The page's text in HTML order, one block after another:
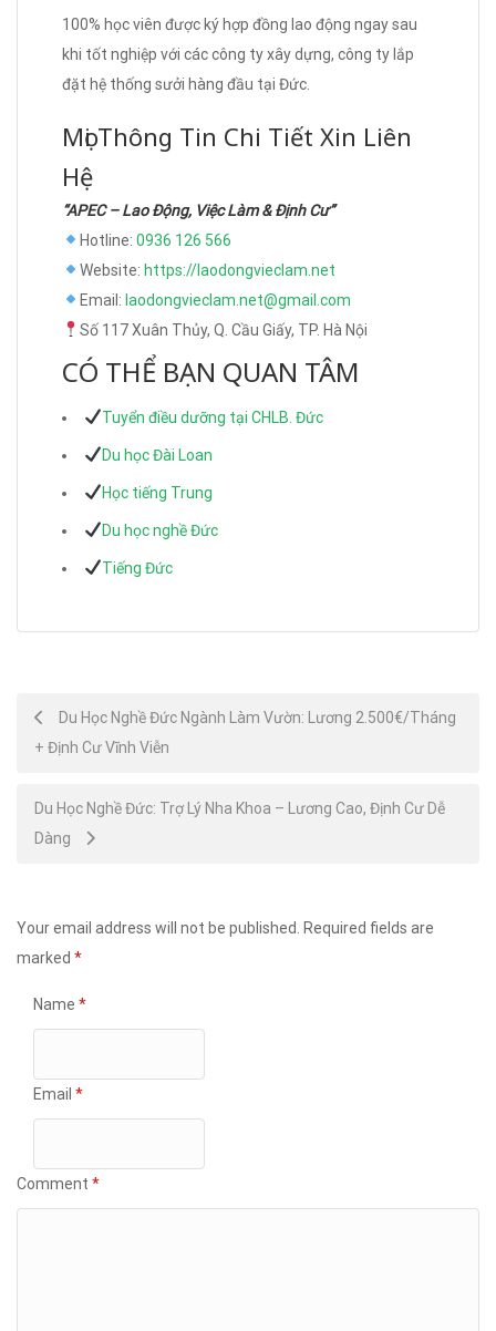
100% học viên được ký hợp đồng lao động ngay sau
khi tốt nghiệp với các công ty xây dựng, công ty lắp
đặt hệ thống sưởi hàng đầu tại Đức.
Mọi Thông Tin Chi Tiết Xin Liên
Hệ
“APEC – Lao Động, Việc Làm & Định Cư”
Hotline: 0936 126 566
Website: https://laodongvieclam.net
Email: laodongvieclam.net@gmail.com
Số 117 Xuân Thủy, Q. Cầu Giấy, TP. Hà Nội
CÓ THỂ BẠN QUAN TÂM
Tuyển điều dưỡng tại CHLB. Đức
Du học Đài Loan
Học tiếng Trung
Du học nghề Đức
Tiếng Đức
Post
navigation
Du Học Nghề Đức Ngành Làm Vườn: Lương 2.500€/Tháng
+ Định Cư Vĩnh Viễn
Du Học Nghề Đức: Trợ Lý Nha Khoa – Lương Cao, Định Cư Dễ
Dàng
Your email address will not be published.
Required fields are
marked *
Name *
Email *
Comment *